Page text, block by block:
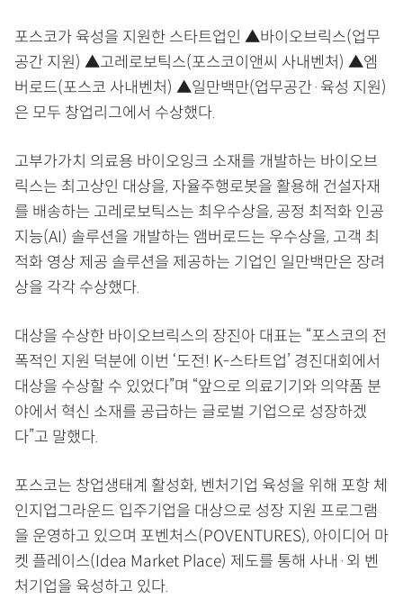
포스코가 육성을 지원한 스타트업인 ▲바이오브릭스(업무
공간 지원) ▲고레로보틱스(포스코이앤씨 사내벤처) ▲엠
버로드(포스코 사내벤처) ▲일만백만(업무공간·육성 지원)
은 모두 창업리그에서 수상했다.
고부가가치 의료용 바이오잉크 소재를 개발하는 바이오브
릭스는 최고상인 대상을, 자율주행로봇을 활용해 건설자재
를 배송하는 고레로보틱스는 최우수상을, 공정 최적화 인공
지능(AI) 솔루션을 개발하는 앰버로드는 우수상을, 고객 최
적화 영상 제공 솔루션을 제공하는 기업인 일만백만은 장려
상을 각각 수상했다.
대상을 수상한 바이오브릭스의 장진아 대표는 “포스코의 전
폭적인 지원 덕분에 이번 ‘도전! K-스타트업’ 경진대회에서
대상을 수상할 수 있었다”며 “앞으로 의료기기와 의약품 분
야에서 혁신 소재를 공급하는 글로벌 기업으로 성장하겠
다”고 말했다.
포스코는 창업생태계 활성화, 벤처기업 육성을 위해 포항 체
인지업그라운드 입주기업을 대상으로 성장 지원 프로그램
을 운영하고 있으며 포벤처스(POVENTURES), 아이디어 마
켓 플레이스(Idea Market Place) 제도를 통해 사내·외 벤
처기업을 육성하고 있다.